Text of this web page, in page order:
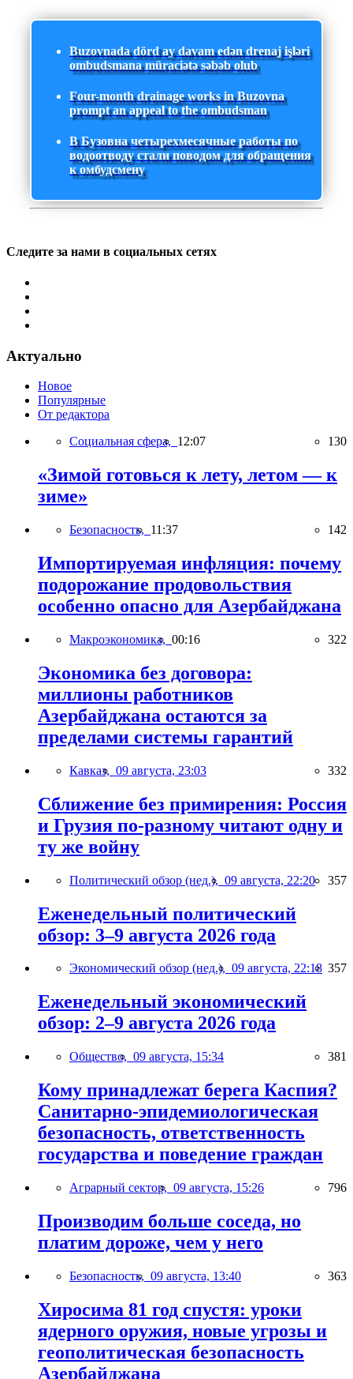
Buzovnada dörd ay davam edən drenaj işləri
ombudsmana müraciətə səbəb olub
Four-month drainage works in Buzovna
prompt an appeal to the ombudsman
В Бузовна четырехмесячные работы по
водоотводу стали поводом для обращения
к омбудсмену
Следите за нами в социальных сетях
Актуально
Новое
Популярные
От редактора
Социальная сфера, 12:07 130
«Зимой готовься к лету, летом — к
зиме»
Безопасность, 11:37 142
Импортируемая инфляция: почему
подорожание продовольствия
особенно опасно для Азербайджана
Макроэкономика, 00:16 322
Экономика без договора:
миллионы работников
Азербайджана остаются за
пределами системы гарантий
Кавказ, 09 августа, 23:03 332
Сближение без примирения: Россия
и Грузия по-разному читают одну и
ту же войну
Политический обзор (нед.), 09 августа, 22:20 357
Еженедельный политический
обзор: 3–9 августа 2026 года
Экономический обзор (нед.), 09 августа, 22:18 357
Еженедельный экономический
обзор: 2–9 августа 2026 года
Общество, 09 августа, 15:34 381
Кому принадлежат берега Каспия?
Санитарно-эпидемиологическая
безопасность, ответственность
государства и поведение граждан
Аграрный сектор, 09 августа, 15:26 796
Производим больше соседа, но
платим дороже, чем у него
Безопасность, 09 августа, 13:40 363
Хиросима 81 год спустя: уроки
ядерного оружия, новые угрозы и
геополитическая безопасность
Азербайджана